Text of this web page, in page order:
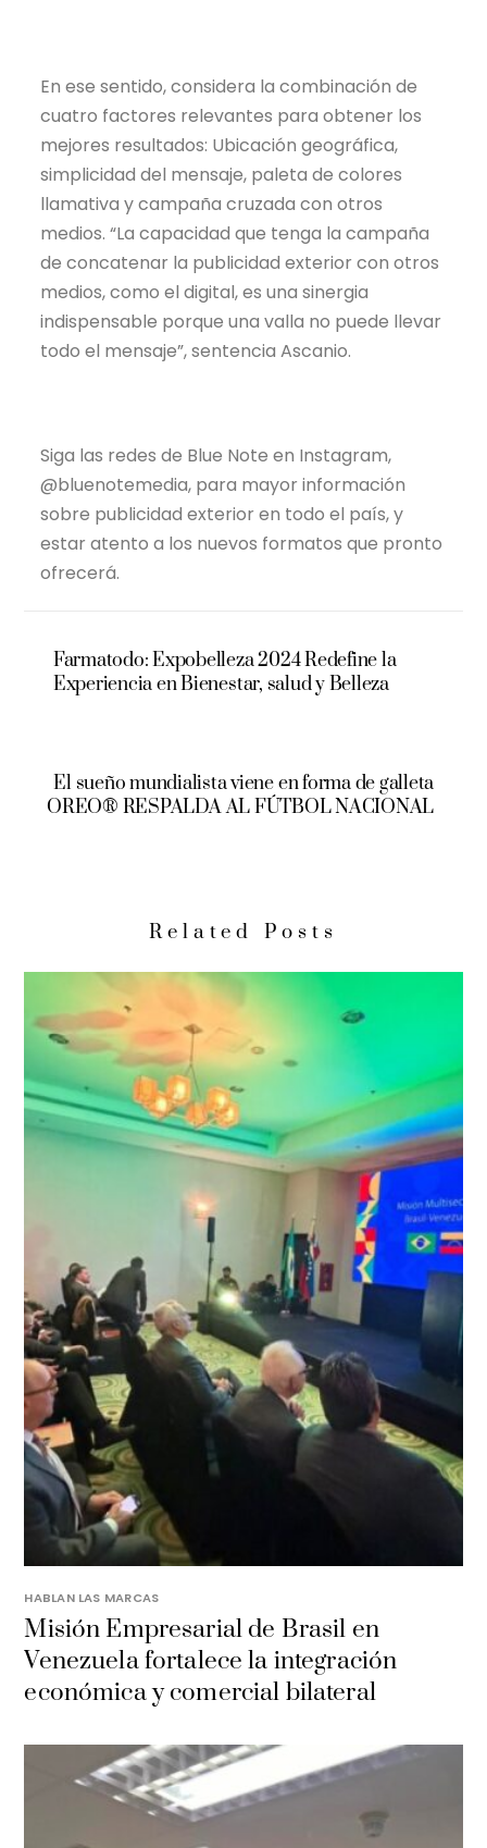
En ese sentido, considera la combinación de
cuatro factores relevantes para obtener los
mejores resultados: Ubicación geográfica,
simplicidad del mensaje, paleta de colores
llamativa y campaña cruzada con otros
medios. “La capacidad que tenga la campaña
de concatenar la publicidad exterior con otros
medios, como el digital, es una sinergia
indispensable porque una valla no puede llevar
todo el mensaje”, sentencia Ascanio.
Siga las redes de Blue Note en Instagram,
@bluenotemedia, para mayor información
sobre publicidad exterior en todo el país, y
estar atento a los nuevos formatos que pronto
ofrecerá.
Farmatodo: Expobelleza 2024 Redefine la
Experiencia en Bienestar, salud y Belleza
El sueño mundialista viene en forma de galleta
OREO® RESPALDA AL FÚTBOL NACIONAL
Related Posts
HABLAN LAS MARCAS
Misión Empresarial de Brasil en
Venezuela fortalece la integración
económica y comercial bilateral